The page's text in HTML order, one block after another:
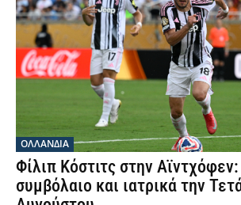
OΛΛΑΝΔΊΑ
Φίλιπ Κόστιτς στην
συμβόλαιο και ιατρικά την